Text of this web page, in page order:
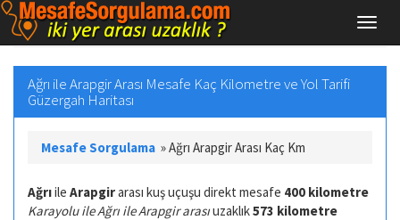
Ağrı ile Arapgir Arası Mesafe Kaç Kilometre ve Yol Tarifi
Güzergah Haritası
Mesafe Sorgulama »Ağrı Arapgir Arası Kaç Km
Ağrıile Arapgirarası kuş uçuşu direkt mesafe 400 kilometre
Karayolu ile Ağrı ile Arapgir arasıuzaklık573 kilometre